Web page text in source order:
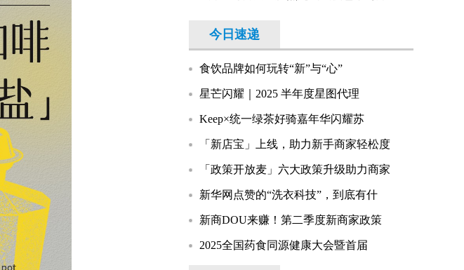
今日速递
食饮品牌如何玩转“新”与“心”
星芒闪耀｜2025 半年度星图代理
Keep×统一绿茶好骑嘉年华闪耀苏
「新店宝」上线，助力新手商家轻松度
「政策开放麦」六大政策升级助力商家
新华网点赞的“洗衣科技”，到底有什
新商DOU来赚！第二季度新商家政策
2025全国药食同源健康大会暨首届